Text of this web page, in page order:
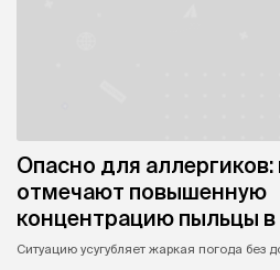
Опасно для
отмечают повышенную
концентрацию пыльцы в
Ситуацию усугубляет жаркая погода без